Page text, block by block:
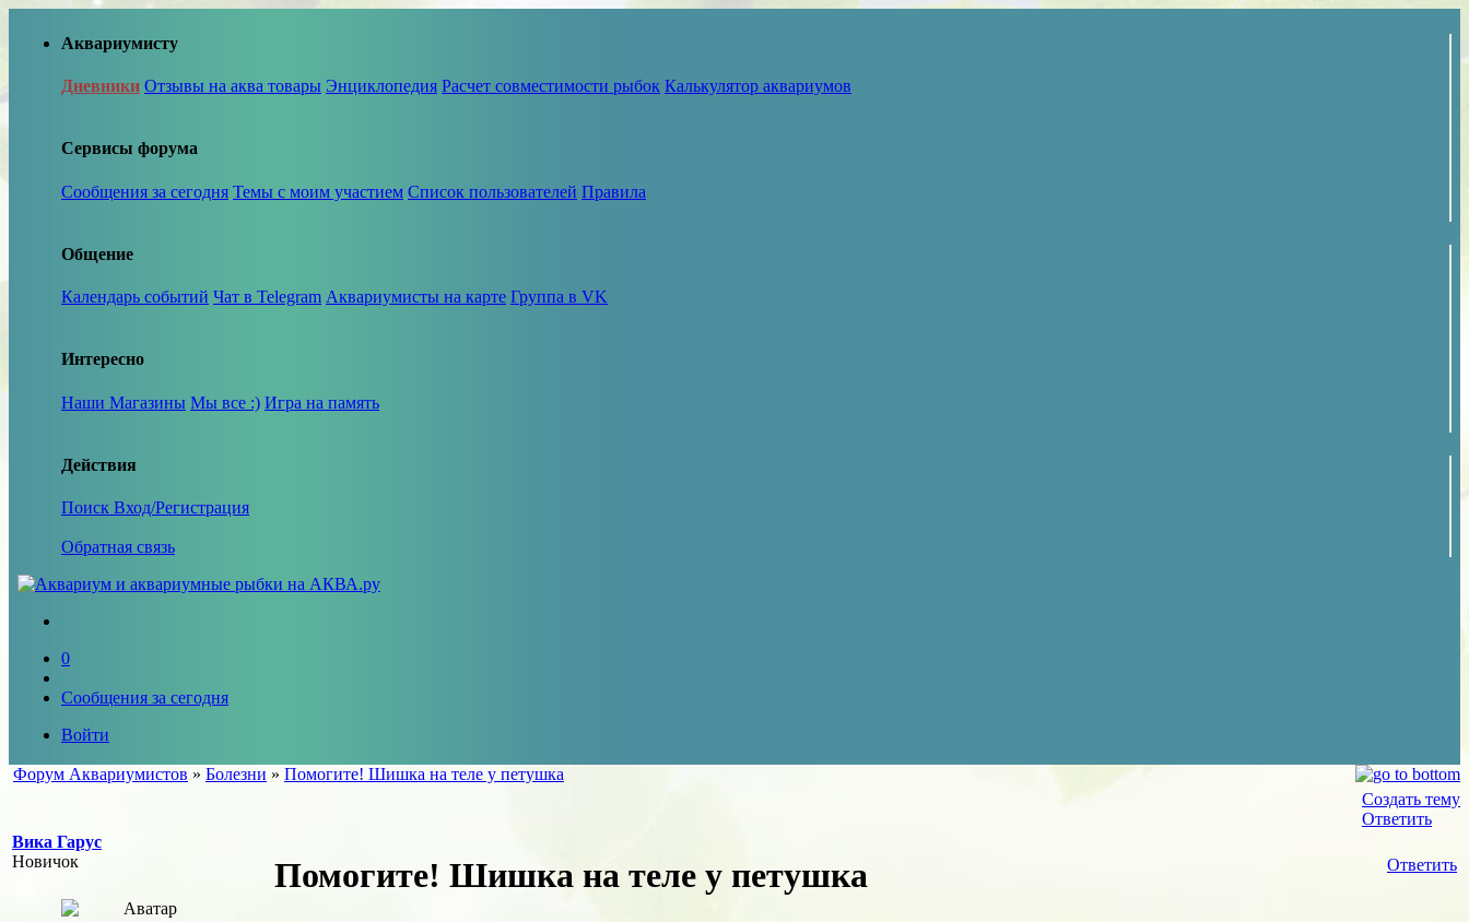
Аквариумисту
Дневники Отзывы на аква товары Энциклопедия Расчет совместимости рыбок Калькулятор аквариумов
Сервисы форума
Сообщения за сегодня Темы с моим участием Список пользователей Правила
Общение
Календарь событий Чат в Telegram Аквариумисты на карте Группа в VK
Интересно
Наши Магазины Мы все :) Игра на память
Действия
Поиск Вход/Регистрация
Обратная связь
0
Сообщения за сегодня
Войти
Форум Аквариумистов » Болезни » Помогите! Шишка на теле у петушка
Создать тему
Ответить
Вика Гарус
Новичок
Ответить
Помогите! Шишка на теле у петушка